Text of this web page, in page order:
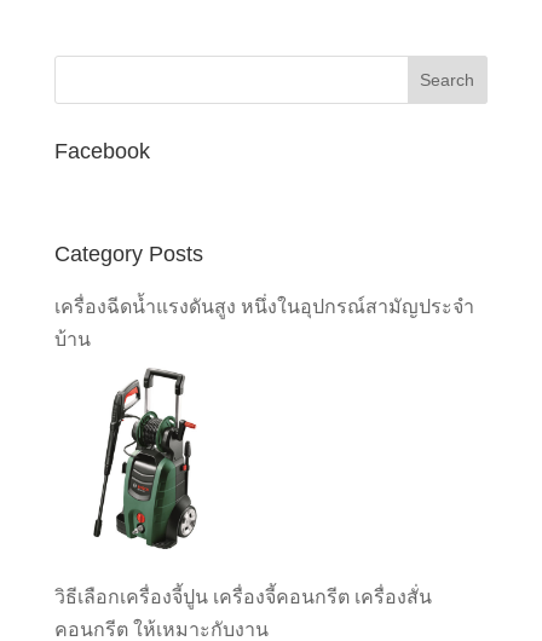
Facebook
Category Posts
เครื่องฉีดน้ำแรงดันสูง หนึ่งในอุปกรณ์สามัญประจำ
บ้าน
วิธีเลือกเครื่องจี้ปูน เครื่องจี้คอนกรีต เครื่องสั่น
คอนกรีต ให้เหมาะกับงาน